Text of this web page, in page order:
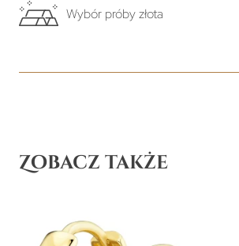
Wybór próby złota
Zobacz także